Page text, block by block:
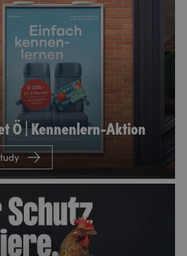
Ö | Kennenlern-Aktion